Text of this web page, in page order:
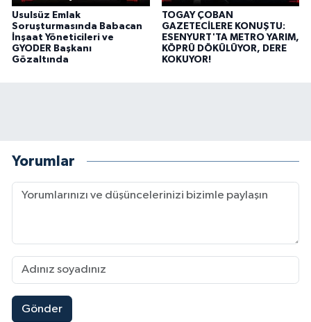
Usulsüz Emlak
Soruşturmasında Babacan
İnşaat Yöneticileri ve
GYODER Başkanı
Gözaltında
TOGAY ÇOBAN
GAZETECİLERE KONUŞTU:
ESENYURT'TA METRO YARIM,
KÖPRÜ DÖKÜLÜYOR, DERE
KOKUYOR!
Yorumlar
Gönder